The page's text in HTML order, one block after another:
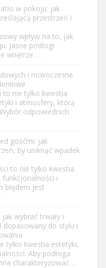
w pokoju: jak
przestrzeń i
wpływ na to, jak
Jasne podłogi
wnętrze …
i nowoczesne
to nie tylko kwestia
i atmosfery, którą
odpowiednich
gośćmi: jak
by uniknąć wpadek
to nie tylko kwestia
i
błędem jest
wybrać trwały i
dopasowany do stylu i
tylko kwestia estetyki,
Aby podłoga
charakteryzować …